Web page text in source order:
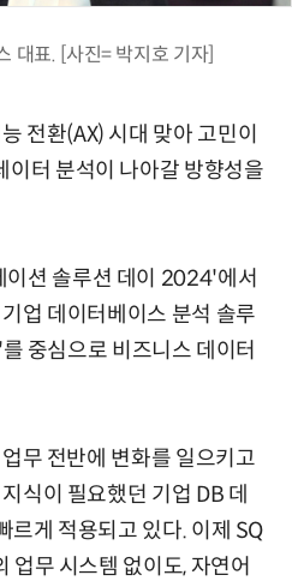
대표. [사진= 박지호 기자]
전환(AX) 시대 맞아 고민이
이터 분석이 나아갈 방향성을
션 솔루션 데이 2024'에서
업 데이터베이스 분석 솔루
중심으로 비즈니스 데이터
무 전반에 변화를 일으키고
식이 필요했던 기업 DB 데
르게 적용되고 있다. 이제 SQ
업무 시스템 없이도, 자연어